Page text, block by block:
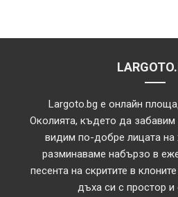
Largoto.bg е онлайн
Околията, където да
видим по-добре лицата на
разминаваме набързо в
песента на скритите в
дъха си с простор